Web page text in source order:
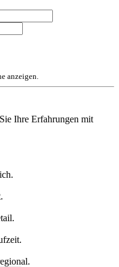
anzeigen.
Ihre Erfahrungen mit